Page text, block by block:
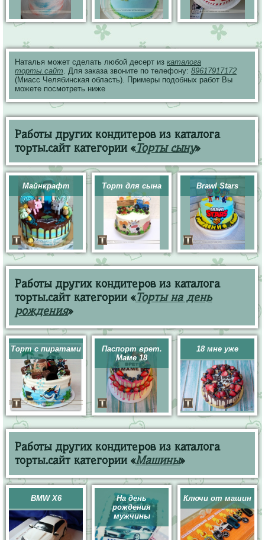
Наталья может сделать любой десерт из каталога
торты.сайт. Для заказа звоните по телефону: 89617917172
(Миасс Челябинская область). Примеры подобных работ Вы
можете посмотреть ниже
Работы других кондитеров из каталога
торты.сайт категории «Торты сыну»
Майнкрафт Торт для сына Brawl Stars
Работы других кондитеров из каталога
торты.сайт категории «Торты на день
рождения»
Торт с пиратами
Паспорт врет.
Маме 18
18 мне уже
Работы других кондитеров из каталога
торты.сайт категории «Машины»
BMW X6
На день
рождения
мужчины
Ключи от машин